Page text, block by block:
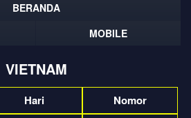
BERANDA
MOBILE
VIETNAM
Hari Nomor